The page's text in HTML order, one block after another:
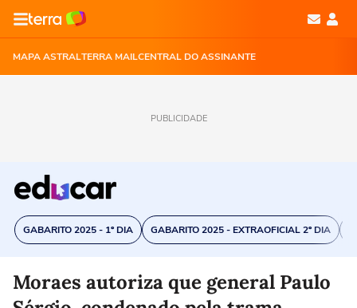
MAPA ASTRALTERRA MAILCENTRAL DO ASSINANTE
PUBLICIDADE
GABARITO 2025 - 1º DIA GABARITO 2025 - EXTRAOFICIAL 2º DIA
Moraes autoriza que general Paulo